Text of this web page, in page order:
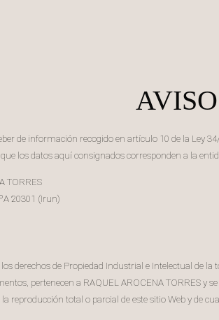
de información recogido en artículo 10 de la Ley
los datos aquí consignados corresponden a la
TORRES
20301 (Irun)
los derechos de Propiedad Industrial e Intelectual de
pertenecen a RAQUEL AROCENA TORRES y
reproducción total o parcial de este sitio Web y de